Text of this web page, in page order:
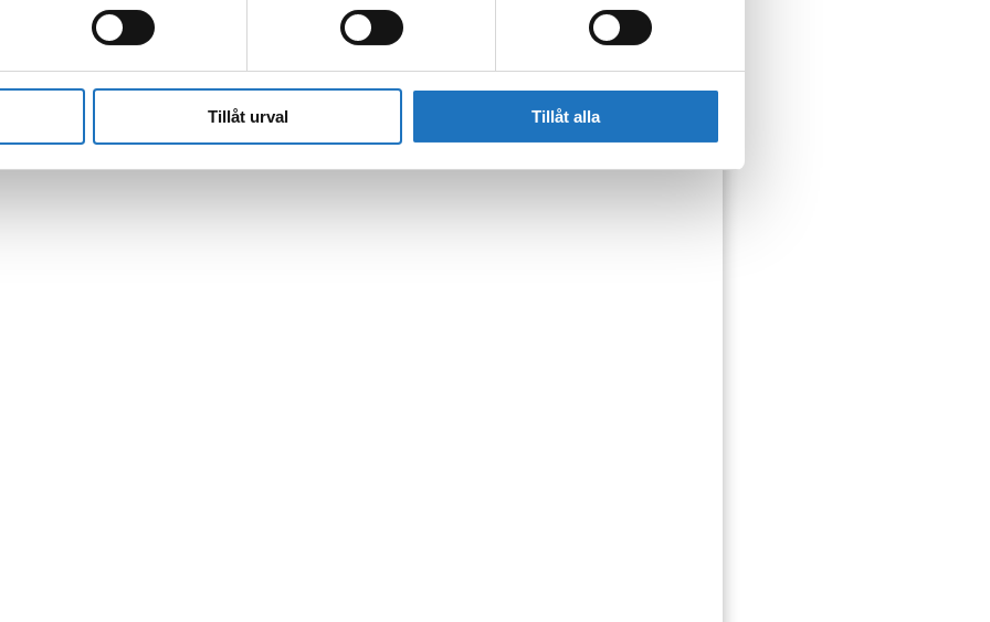
Tillåt urval Tillåt alla
för att kunna informera dig om driftstörningar och andra händelser som kan påverka dig